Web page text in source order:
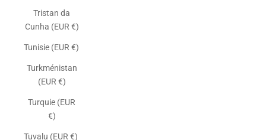
Tristan da
Cunha (EUR €)
Tunisie (EUR €)
Turkménistan
(EUR €)
Turquie (EUR
€)
Tuvalu (EUR €)